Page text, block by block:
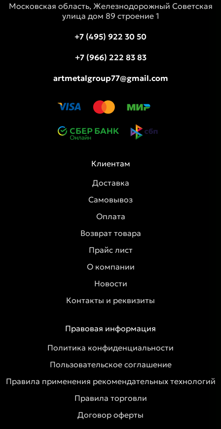
Московская область, Железнодорожный Советская
улица дом 89 строение 1
+7 (495) 922 30 50
+7 (966) 222 83 83
artmetalgroup77@gmail.com
Клиентам
Доставка
Самовывоз
Оплата
Возврат товара
Прайс лист
О компании
Новости
Контакты и реквизиты
Правовая информация
Политика конфиденциальности
Пользовательское соглашение
Правила применения рекомендательных технологий
Правила торговли
Договор оферты